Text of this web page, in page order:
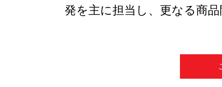
発を主に担当し、更なる商